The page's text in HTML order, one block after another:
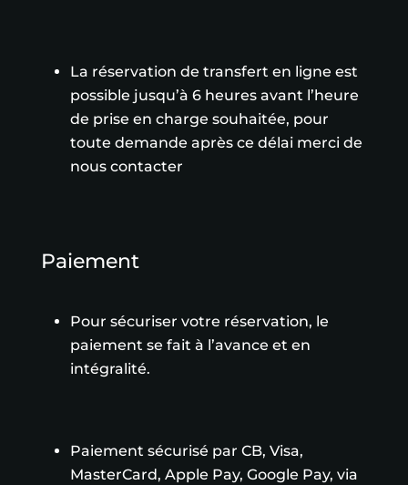
La réservation de transfert en ligne est
possible jusqu’à 6 heures avant l’heure
de prise en charge souhaitée, pour
toute demande après ce délai merci de
nous contacter
Paiement
Pour sécuriser votre réservation, le
paiement se fait à l’avance et en
intégralité.
Paiement sécurisé par CB, Visa,
MasterCard, Apple Pay, Google Pay, via